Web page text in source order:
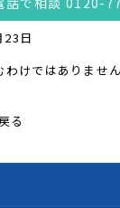
23日
けではありませ
る